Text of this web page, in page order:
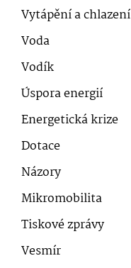
Vytápění a chlazení
Voda
Vodík
Úspora energií
Energetická krize
Dotace
Názory
Mikromobilita
Tiskové zprávy
Vesmír